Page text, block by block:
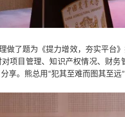
做了题为《提力增效，夯实平台
项目管理、知识产权情况、财
享。熊总用“犯其至难而图其至